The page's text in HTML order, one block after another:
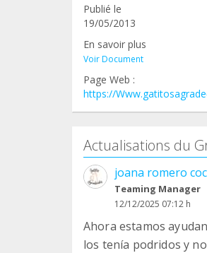
Publié le
19/05/2013
En savoir plus
Voir Document
Page Web :
https://
Actualisations du
joana romero
Teaming Manager
12/12/2025 07:12 h
Ahora estamos
los tenía podridos y